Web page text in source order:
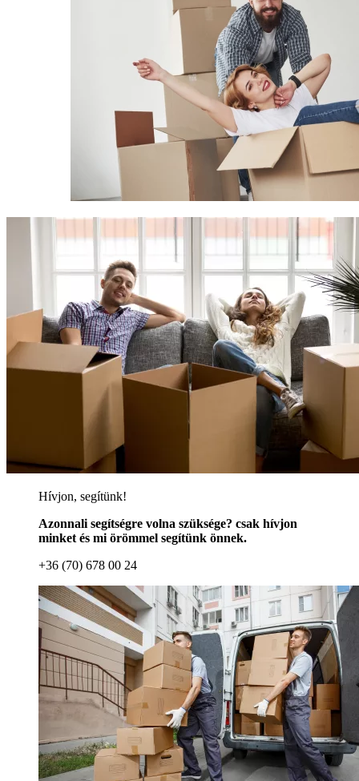
Hívjon, segítünk!
Azonnali segítségre volna szüksége? csak hívjon
minket és mi örömmel segítünk önnek.
+36 (70) 678 00 24